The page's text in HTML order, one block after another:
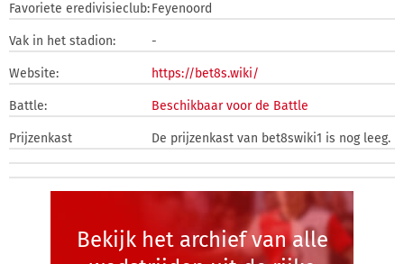
Favoriete eredivisieclub:Feyenoord
Vak in het stadion: -
Website: https://bet8s.wiki/
Battle: Beschikbaar voor de Battle
Prijzenkast De prijzenkast van bet8swiki1 is nog leeg.
Bekijk het archief van alle